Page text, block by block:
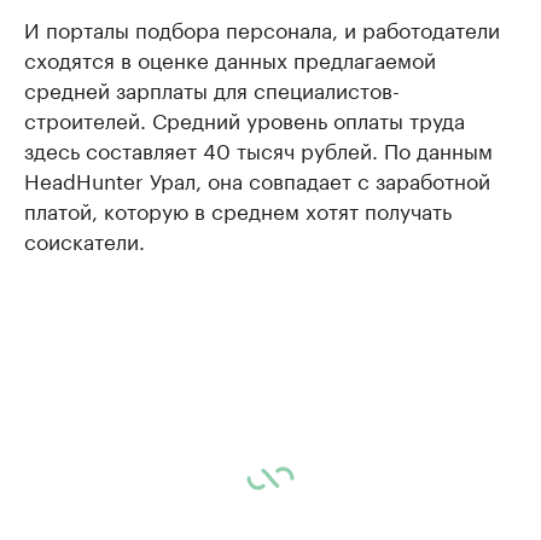
И порталы подбора персонала, и работодатели
сходятся в оценке данных предлагаемой
средней зарплаты для специалистов-
строителей. Средний уровень оплаты труда
здесь составляет 40 тысяч рублей. По данным
HeadHunter Урал, она совпадает с заработной
платой, которую в среднем хотят получать
соискатели.